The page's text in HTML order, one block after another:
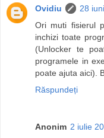
Ovidiu
28
Ori muti fisierul
inchizi toate
(Unlocker te
programele in
poate ajuta aici).
Răspundeți
Anonim 2 iulie